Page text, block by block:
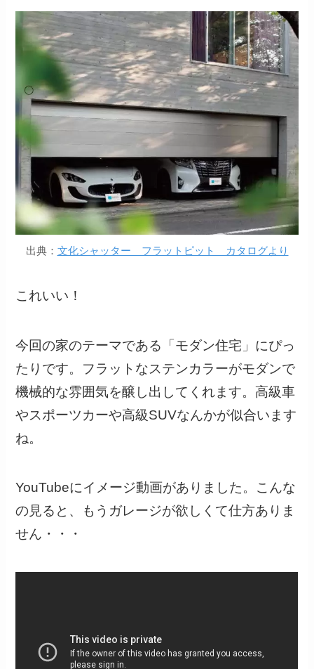
出典： 文化シャッター フラットピット カタログより
これいい！
今回の家のテーマである「モダン住宅」にぴっ
たりです。フラットなステンカラーがモダンで
機械的な雰囲気を醸し出してくれます。高級車
やスポーツカーや高級SUVなんかが似合います
ね。
YouTubeにイメージ動画がありました。こんな
の見ると、もうガレージが欲しくて仕方ありま
せん・・・